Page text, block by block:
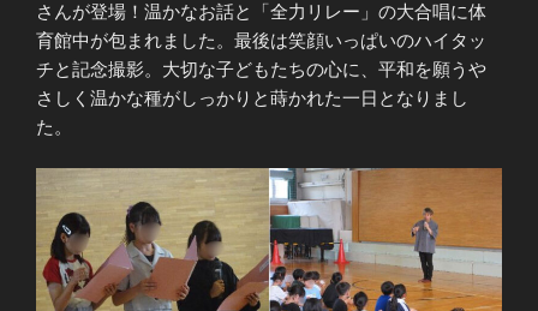
さんが登場！温かなお話と「全力リレー」の大合唱に体
育館中が包まれました。最後は笑顔いっぱいのハイタッ
チと記念撮影。大切な子どもたちの心に、平和を願うや
さしく温かな種がしっかりと蒔かれた一日となりまし
た。